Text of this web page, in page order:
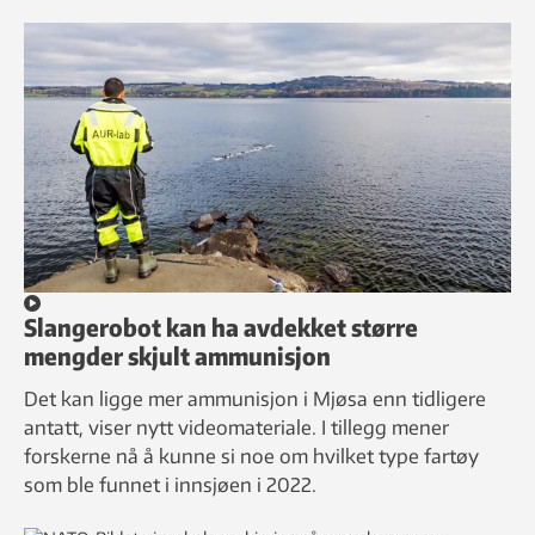
Slangerobot kan ha avdekket større
mengder skjult ammunisjon
Det kan ligge mer ammunisjon i Mjøsa enn tidligere
antatt, viser nytt videomateriale. I tillegg mener
forskerne nå å kunne si noe om hvilket type fartøy
som ble funnet i innsjøen i 2022.